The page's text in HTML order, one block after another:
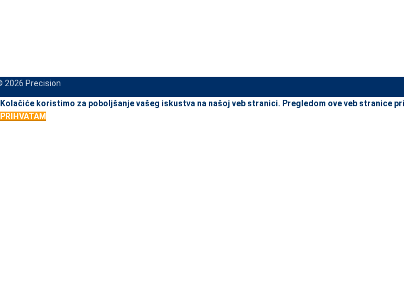
2026 Precision
When autocomplete results are available use up and down arrows to review and enter to go to the
Kolačiće koristimo za poboljšanje vašeg iskustva na našoj veb stranici. Pregledom ove veb stranice
PRIHVATAM